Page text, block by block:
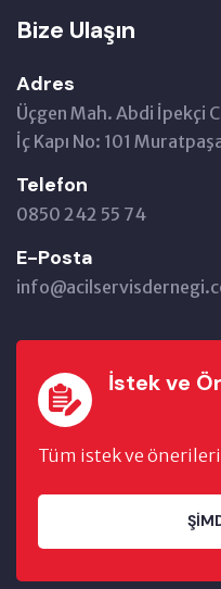
Bize Ulaşın
Adres
Üçgen Mah. Abdi İpekçi
İç Kapı No: 101
Telefon
0850 242 55 74
E-Posta
İstek ve
Tüm istek ve